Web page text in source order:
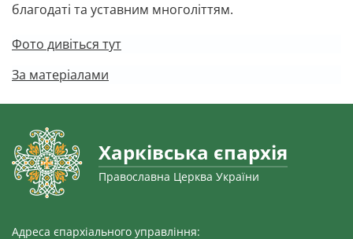
благодаті та уставним многоліттям.
Фото дивіться тут
За матеріалами
Харківська єпархія
Православна Церква України
Адреса єпархіального управління: